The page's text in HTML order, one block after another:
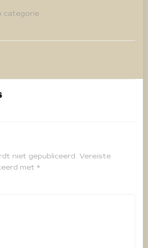
categorie
niet gepubliceerd. Vereiste
met *